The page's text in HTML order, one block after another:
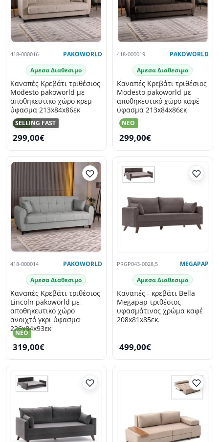
NEO
SELLING FAST
418-000016 PAKOWORLD
Αμεσα Διαθεσιμο
Καναπές Κρεβάτι τριθέσιος
Modesto pakoworld με
αποθηκευτικό χώρο κρεμ
ύφασμα 213x84x86εκ
299,00€
NEO
418-000019 PAKOWORLD
Αμεσα Διαθεσιμο
Καναπές Κρεβάτι τριθέσιος
Modesto pakoworld με
αποθηκευτικό χώρο καφέ
ύφασμα 213x84x86εκ
299,00€
NEO
418-000014 PAKOWORLD
Αμεσα Διαθεσιμο
Καναπές Κρεβάτι τριθέσιος
Lincoln pakoworld με
αποθηκευτικό χώρο
ανοιχτό γκρι ύφασμα
226x84x93εκ
319,00€
PRGP043-0028,5 MEGAPAP
Αμεσα Διαθεσιμο
Καναπές - κρεβάτι Bella
Megapap τριθέσιος
υφασμάτινος χρώμα καφέ
208x81x85εκ.
499,00€